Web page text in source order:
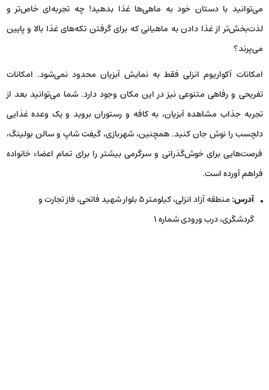
می‌توانید با دستان خود به ماهی‌ها غذا بدهید! چه تجربه‌ای خاص‌تر و
لذت‌بخش‌تر از غذا دادن به ماهیانی که برای گرفتن تکه‌های غذا بالا و پایین
می‌پرند؟
امکانات آکواریوم انزلی فقط به نمایش آبزیان محدود نمی‌شود. امکانات
تفریحی و رفاهی متنوعی نیز در این مکان وجود دارد. شما می‌توانید بعد از
تجربه جذاب مشاهده آبزیان، به کافه و رستوران بروید و یک وعده غذایی
دلچسب را نوش جان کنید. همچنین، شهربازی، گیفت شاپ و سالن بولینگ،
فرصت‌هایی برای خوش‌گذرانی و سرگرمی بیشتر را برای تمام اعضاء خانواده
فراهم آورده است.
آدرس:
منطقه آزاد انزلی، کیلومتر ۵ بلوار شهید فاتحی، فاز تجارت و
گردشگری، درب ورودی شماره ۱